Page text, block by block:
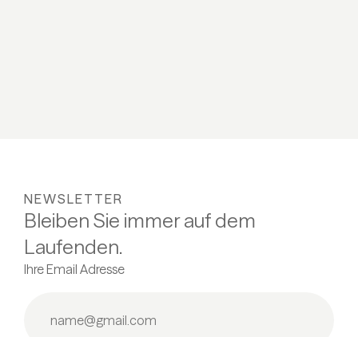
NEWSLETTER
Bleiben Sie immer auf dem
Laufenden.
Ihre Email Adresse